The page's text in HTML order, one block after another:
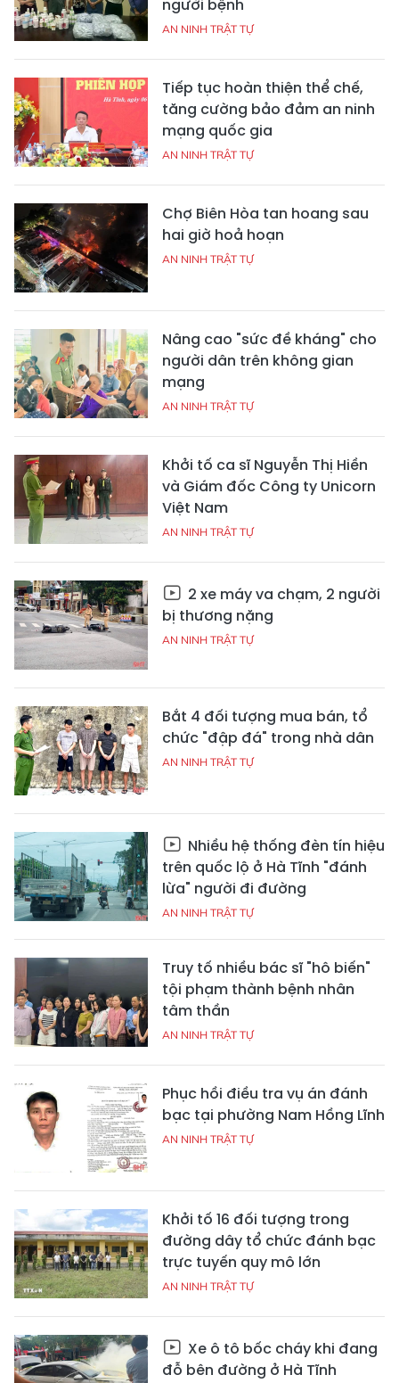
người bệnh
AN NINH TRẬT TỰ
Tiếp tục hoàn thiện thể chế,
tăng cường bảo đảm an ninh
mạng quốc gia
AN NINH TRẬT TỰ
Chợ Biên Hòa tan hoang sau
hai giờ hoả hoạn
AN NINH TRẬT TỰ
Nâng cao "sức đề kháng" cho
người dân trên không gian
mạng
AN NINH TRẬT TỰ
Khởi tố ca sĩ Nguyễn Thị Hiền
và Giám đốc Công ty Unicorn
Việt Nam
AN NINH TRẬT TỰ
2 xe máy va chạm, 2 người
bị thương nặng
AN NINH TRẬT TỰ
Bắt 4 đối tượng mua bán, tổ
chức "đập đá" trong nhà dân
AN NINH TRẬT TỰ
Nhiều hệ thống đèn tín hiệu
trên quốc lộ ở Hà Tĩnh "đánh
lừa" người đi đường
AN NINH TRẬT TỰ
Truy tố nhiều bác sĩ "hô biến"
tội phạm thành bệnh nhân
tâm thần
AN NINH TRẬT TỰ
Phục hồi điều tra vụ án đánh
bạc tại phường Nam Hồng Lĩnh
AN NINH TRẬT TỰ
Khởi tố 16 đối tượng trong
đường dây tổ chức đánh bạc
trực tuyến quy mô lớn
AN NINH TRẬT TỰ
Xe ô tô bốc cháy khi đang
đỗ bên đường ở Hà Tĩnh